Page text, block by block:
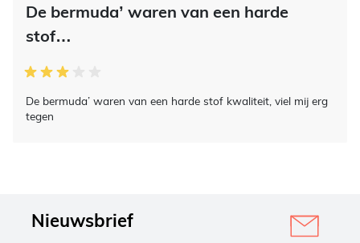
De bermuda’ waren van een harde
stof…
De bermuda’ waren van een harde stof kwaliteit, viel mij erg
tegen
Nieuwsbrief